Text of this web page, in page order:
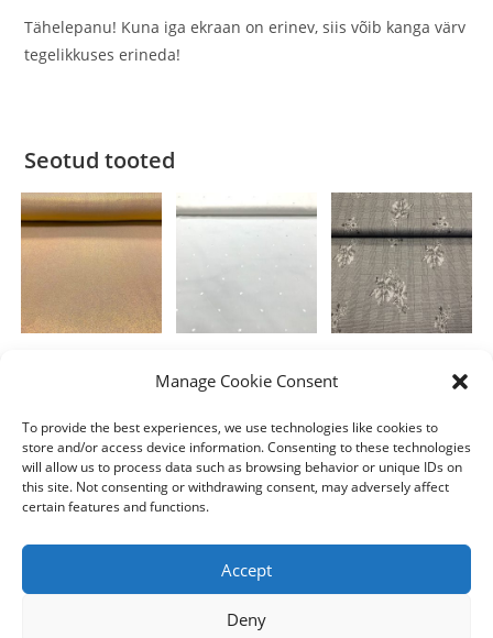
Manage Cookie Consent
To provide the best experiences, we use technologies like cookies to
store and/or access device information. Consenting to these technologies
will allow us to process data such as browsing behavior or unique IDs on
this site. Not consenting or withdrawing consent, may adversely affect
certain features and functions.
Accept
Deny
Tähelepanu! Kuna iga ekraan on erinev, siis võib kanga värv
tegelikkuses erineda!
Seotud tooted
Slinky Foil Kuldne
7.80€ /m
Lisa korvi
Triinu
4.00€ /m
Lisa korvi
8.00€ /m